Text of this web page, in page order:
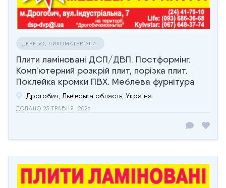
ДЕРЕВО, ПИЛОМАТЕРІАЛИ
Плити ламіновані ДСП/ДВП. Постформінг.
Комп’ютерний розкрій плит, порізка плит.
Поклейка кромки ПВХ. Меблева фурнітура
Дрогобич, Львівська область, Україна
ДОДАНО 25 ТРАВНЯ, 2026